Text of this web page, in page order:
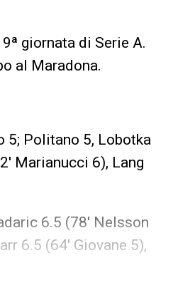
giornata di Serie A.
al Maradona.
5; Politano 5, Lobotka
Marianucci 6), Lang
6.5 (78′ Nelsson
6.5 (64′ Giovane 5),